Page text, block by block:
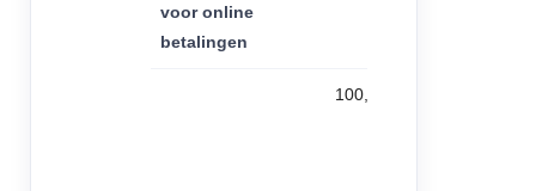
voor online
betalingen
100,000